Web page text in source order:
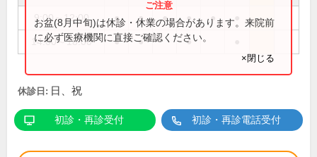
9:00～12:00 ● ● ● ● ●
14:00～18:00 ● ● ●
お盆(8月中旬)は休診・休業の場合があります。来院前
に必ず医療機関に直接ご確認ください。
×閉じる
休診日: 日、祝
初診・再診受付 初診・再診電話受付